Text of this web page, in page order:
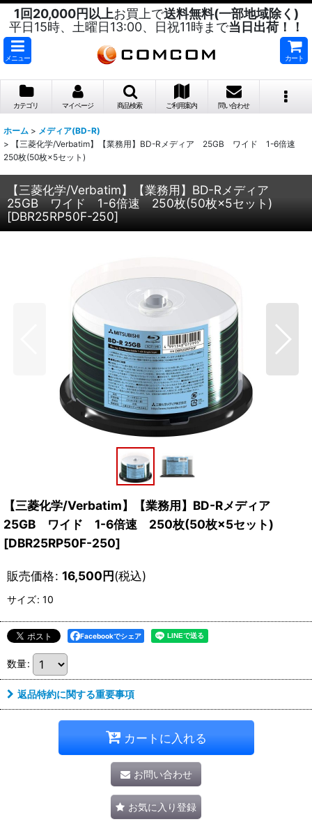
1回20,000円以上お買上で送料無料(一部地域除く)
平日15時、土曜日13:00、日祝11時まで当日出荷！！
メニュー カート
カテゴリ マイページ 商品検索 ご利用案内 問い合わせ
ホーム > メディア(BD-R)
>
【三菱化学/Verbatim】【業務用】BD-Rメディア 25GB ワイド 1-6倍速
250枚(50枚×5セット)
【三菱化学/Verbatim】【業務用】BD-Rメディア
25GB ワイド 1-6倍速 250枚(50枚×5セット)
[DBR25RP50F-250]
【三菱化学/Verbatim】【業務用】BD-Rメディア
25GB ワイド 1-6倍速 250枚(50枚×5セット)
[DBR25RP50F-250]
販売価格: 16,500円(税込)
サイズ: 10
Facebookでシェア
数量:
返品特約に関する重要事項
カートに入れる
お問い合わせ
お気に入り登録